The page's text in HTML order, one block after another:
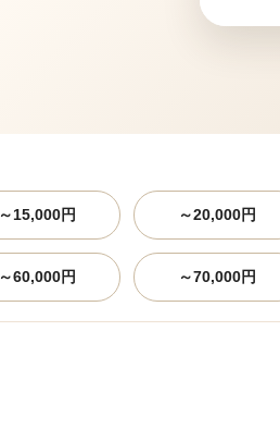
～15,000円 ～20,000円
～60,000円 ～70,000円